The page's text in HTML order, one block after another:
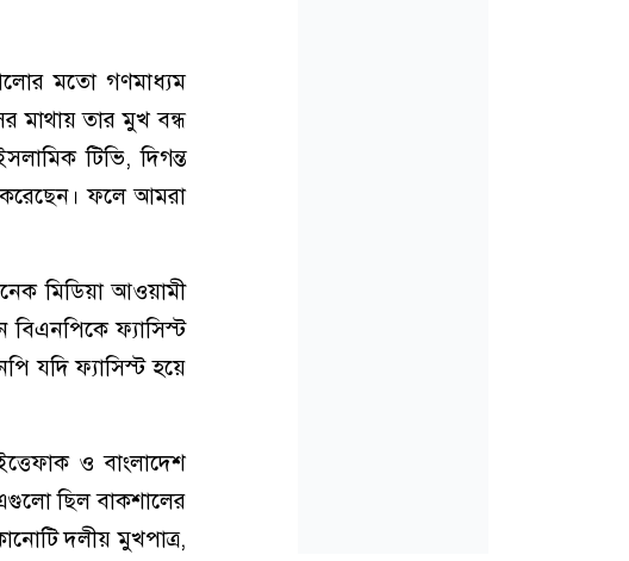
মতো গণমাধ্যম
মাথায় তার মুখ বন্ধ
টিভি, দিগন্ত
করেছেন। ফলে আমরা
মিডিয়া আওয়ামী
বিএনপিকে ফ্যাসিস্ট
যদি ফ্যাসিস্ট হয়ে
ও বাংলাদেশ
ছিল বাকশালের
দলীয় মুখপাত্র,